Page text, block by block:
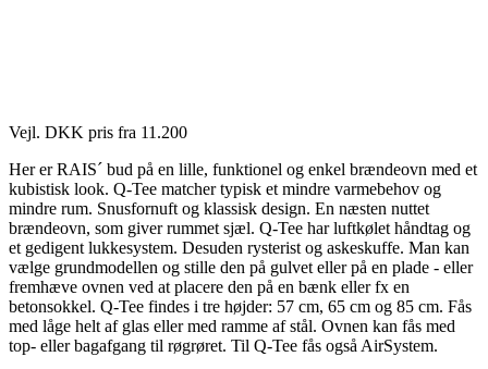
Vejl. DKK pris fra 11.200
Her er RAIS´ bud på en lille, funktionel og enkel brændeovn med et
kubistisk look. Q-Tee matcher typisk et mindre varmebehov og
mindre rum. Snusfornuft og klassisk design. En næsten nuttet
brændeovn, som giver rummet sjæl. Q-Tee har luftkølet håndtag og
et gedigent lukkesystem. Desuden rysterist og askeskuffe. Man kan
vælge grundmodellen og stille den på gulvet eller på en plade - eller
fremhæve ovnen ved at placere den på en bænk eller fx en
betonsokkel. Q-Tee findes i tre højder: 57 cm, 65 cm og 85 cm. Fås
med låge helt af glas eller med ramme af stål. Ovnen kan fås med
top- eller bagafgang til røgrøret. Til Q-Tee fås også AirSystem.